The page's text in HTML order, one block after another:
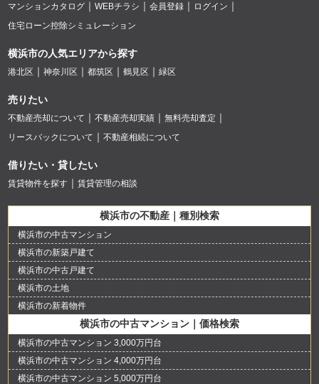
マンションカタログ
WEBチラシ 会員登録
ログイン
住宅ローン控除シミュレーション
横浜市の人気エリアから探す
港北区 神奈川区 都筑区 鶴見区 緑区
売りたい
不動産売却について 不動産売却実績
無料売却査定
リースバックについて
不動産相続について
借りたい・貸したい
賃貸物件を探す 賃貸管理の相談
横浜市の不動産｜種別検索
横浜市の中古マンション
横浜市の新築戸建て
横浜市の中古戸建て
横浜市の土地
横浜市の新着物件
横浜市の中古マンション｜価格検索
横浜市の中古マンション 3,000万円台
横浜市の中古マンション 4,000万円台
横浜市の中古マンション 5,000万円台